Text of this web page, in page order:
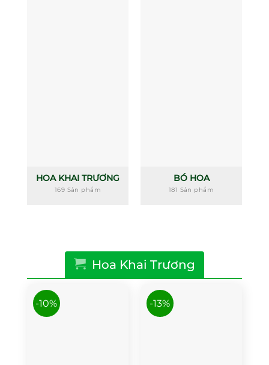
HOA KHAI TRƯƠNG
169 Sản phẩm
BÓ HOA
181 Sản phẩm
Hoa Khai Trương
-10% -13%